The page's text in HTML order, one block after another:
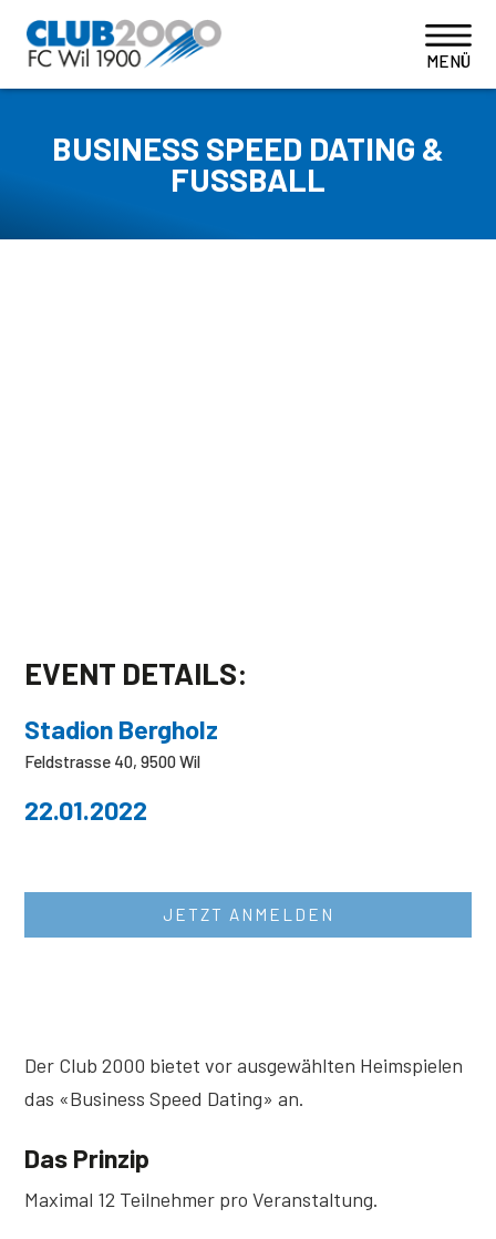
BUSINESS SPEED DATING &
FUSSBALL
EVENT DETAILS:
Stadion Bergholz
Feldstrasse 40, 9500 Wil
22.01.2022
JETZT ANMELDEN
Der Club 2000 bietet vor ausgewählten Heimspielen
das «Business Speed Dating» an.
Das Prinzip
Maximal 12 Teilnehmer pro Veranstaltung.